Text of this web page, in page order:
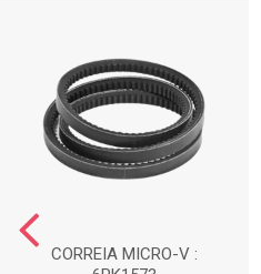
CORREIA MICRO-V :